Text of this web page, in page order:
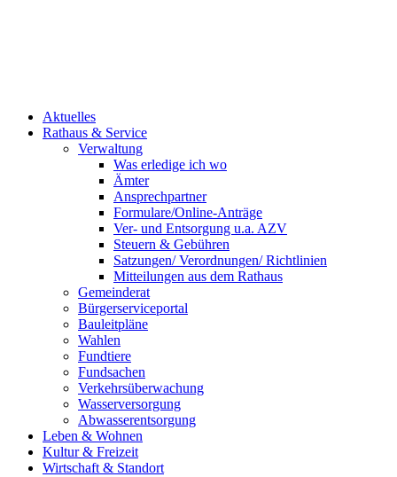
Aktuelles
Rathaus & Service
Verwaltung
Was erledige ich wo
Ämter
Ansprechpartner
Formulare/Online-Anträge
Ver- und Entsorgung u.a. AZV
Steuern & Gebühren
Satzungen/ Verordnungen/ Richtlinien
Mitteilungen aus dem Rathaus
Gemeinderat
Bürgerserviceportal
Bauleitpläne
Wahlen
Fundtiere
Fundsachen
Verkehrsüberwachung
Wasserversorgung
Abwasserentsorgung
Leben & Wohnen
Kultur & Freizeit
Wirtschaft & Standort